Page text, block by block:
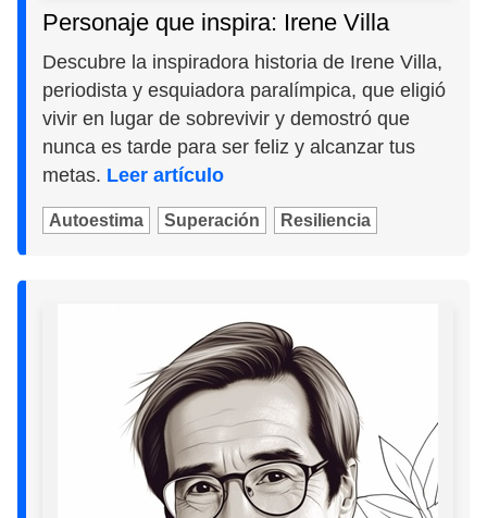
Personaje que inspira: Irene Villa
Descubre la inspiradora historia de Irene Villa,
periodista y esquiadora paralímpica, que eligió
vivir en lugar de sobrevivir y demostró que
nunca es tarde para ser feliz y alcanzar tus
metas. Leer artículo
Autoestima Superación Resiliencia